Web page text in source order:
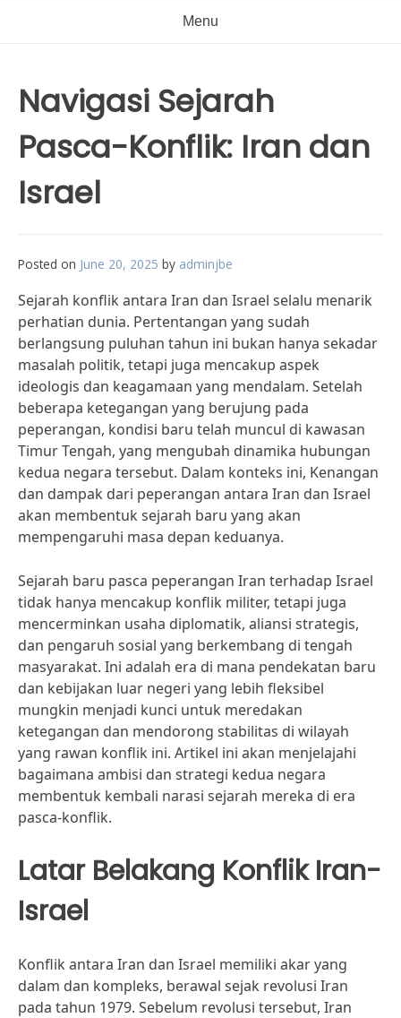
Menu
Navigasi Sejarah
Pasca-Konflik: Iran dan
Israel
Posted on June 20, 2025 by adminjbe
Sejarah konflik antara Iran dan Israel selalu menarik
perhatian dunia. Pertentangan yang sudah
berlangsung puluhan tahun ini bukan hanya sekadar
masalah politik, tetapi juga mencakup aspek
ideologis dan keagamaan yang mendalam. Setelah
beberapa ketegangan yang berujung pada
peperangan, kondisi baru telah muncul di kawasan
Timur Tengah, yang mengubah dinamika hubungan
kedua negara tersebut. Dalam konteks ini, Kenangan
dan dampak dari peperangan antara Iran dan Israel
akan membentuk sejarah baru yang akan
mempengaruhi masa depan keduanya.
Sejarah baru pasca peperangan Iran terhadap Israel
tidak hanya mencakup konflik militer, tetapi juga
mencerminkan usaha diplomatik, aliansi strategis,
dan pengaruh sosial yang berkembang di tengah
masyarakat. Ini adalah era di mana pendekatan baru
dan kebijakan luar negeri yang lebih fleksibel
mungkin menjadi kunci untuk meredakan
ketegangan dan mendorong stabilitas di wilayah
yang rawan konflik ini. Artikel ini akan menjelajahi
bagaimana ambisi dan strategi kedua negara
membentuk kembali narasi sejarah mereka di era
pasca-konflik.
Latar Belakang Konflik Iran-
Israel
Konflik antara Iran dan Israel memiliki akar yang
dalam dan kompleks, berawal sejak revolusi Iran
pada tahun 1979. Sebelum revolusi tersebut, Iran